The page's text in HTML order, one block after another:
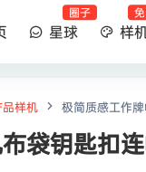
星球
圈子
样
品样机 极简质感工作
袋钥匙扣